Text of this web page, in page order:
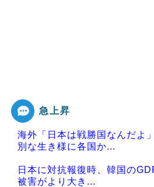
急上昇
海外「日本は戦勝国なんだよ
別な生き様に各国か...
日本に対抗報復時、韓国の
被害がより大き...